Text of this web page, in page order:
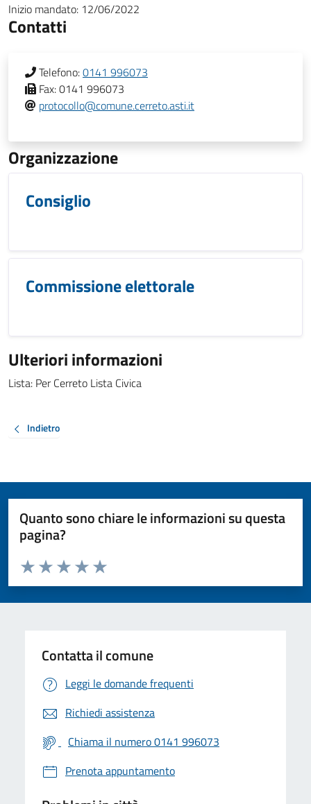
Inizio mandato: 12/06/2022
Contatti
Telefono:0141 996073
Fax:0141 996073
protocollo@comune.cerreto.asti.it
Organizzazione
Consiglio
Commissione elettorale
Ulteriori informazioni
Lista: Per Cerreto Lista Civica
Indietro
Quanto sono chiare le informazioni su questa
pagina?
Valuta da 1 a 5 stelle la pagina
Valuta 5 stelle su 5
Valuta 4 stelle su 5
Valuta 3 stelle su 5
Valuta 2 stelle su 5
Valuta 1 stelle su 5
Contatta il comune
Leggi le domande frequenti
Richiedi assistenza
Chiama il numero 0141 996073
Prenota appuntamento